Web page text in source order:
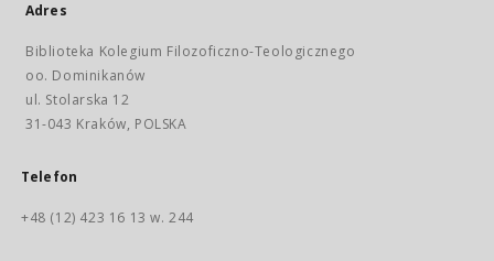
Adres
Biblioteka Kolegium Filozoficzno-Teologicznego
oo. Dominikanów
ul. Stolarska 12
31-043 Kraków, POLSKA
Telefon
+48 (12) 423 16 13 w. 244